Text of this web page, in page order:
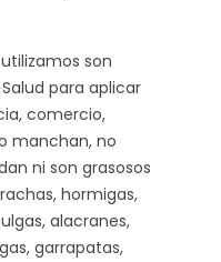
son
para aplicar
comercio,
manchan, no
ni son grasosos
hormigas,
alacranes,
garrapatas,